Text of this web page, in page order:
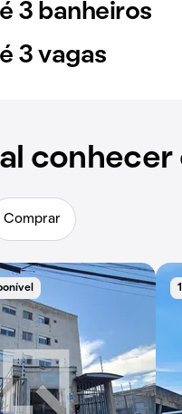
3 banheiros
3 vagas
conhecer
Comprar